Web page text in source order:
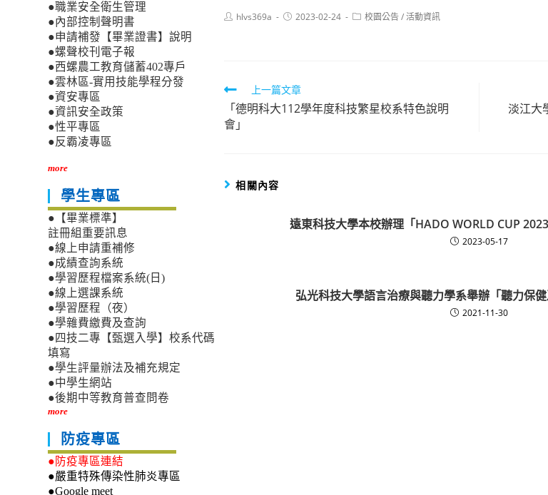
Posthlvs369a
Post2023-02-24
Post校園公告/活動資訊
Read
more
articles
上一篇文章
「德明科大112學年度科技繁星校系特色說明
會」
淡江大
相關內容
遠東科技大學本校辦理「HADO WORLD CUP
2023-05-17
弘光科技大學語言治療與聽力學系舉辦「聽力保
2021-11-30
●職業安全衛生管理
●內部控制聲明書
●申請補發【畢業證書】說明
●螺聲校刊電子報
●西螺農工教育儲蓄402專戶
●雲林區-實用技能學程分發
●資安專區
●資訊安全政策
●性平專區
●反霸凌專區
more
學生專區
●【畢業標準】
註冊組重要訊息
●線上申請重補修
●成績查詢系統
●學習歷程檔案系統(日)
●線上選課系統
●學習歷程（夜）
●學雜費繳費及查詢
●四技二專【甄選入學】校系代碼
填寫
●學生評量辦法及補充規定
●中學生網站
●後期中等教育普查問卷
more
防疫專區
●防疫專區連結
●嚴重特殊傳染性肺炎專區
●Google meet